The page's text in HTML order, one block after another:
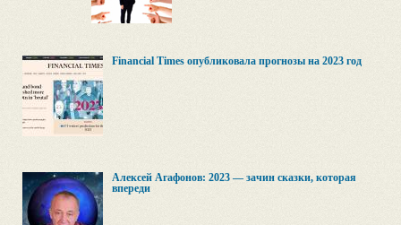
Financial Times опубликовала прогнозы на 2023 год
Алексей Агафонов: 2023 — зачин сказки, которая
впереди